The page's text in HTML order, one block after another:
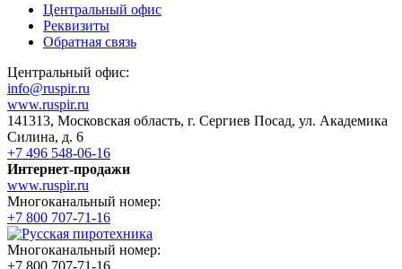
Центральный офис
Реквизиты
Обратная связь
Центральный офис:
info@ruspir.ru
www.ruspir.ru
141313, Московская область, г. Сергиев Посад, ул. Академика
Силина, д. 6
+7 496 548-06-16
Интернет-продажи
www.ruspir.ru
Многоканальный номер:
+7 800 707-71-16
Многоканальный номер:
+7 800 707-71-16